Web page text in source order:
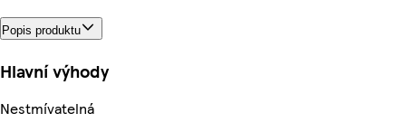
Popis produktu
Hlavní výhody
Nestmívatelná